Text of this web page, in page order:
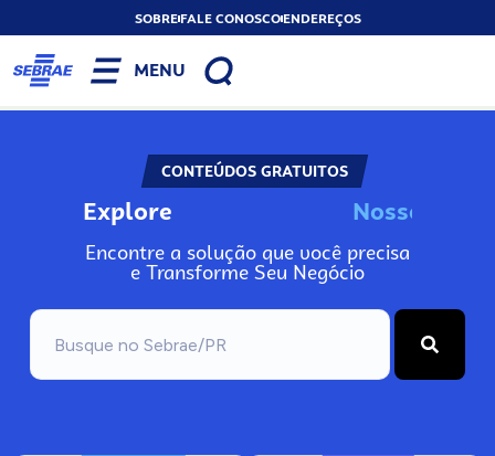
SOBREFALE CONOSCOENDEREÇOS
MENU
CONTEÚDOS GRATUITOS
Explore No
Encontre a solução que você precisa
e Transforme Seu Negócio